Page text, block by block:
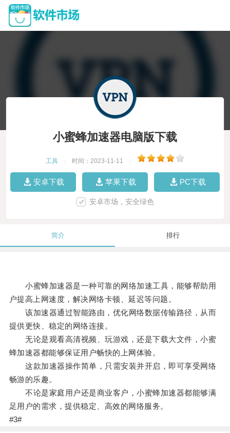
小蜜蜂加速器电脑版下载
工具 时间：2023-11-11
安卓下载 苹果下载 PC下载
安卓市场，安全绿色
简介 排行
小蜜蜂加速器是一种可靠的网络加速工具，能够帮助用
户提高上网速度，解决网络卡顿、延迟等问题。
该加速器通过智能路由，优化网络数据传输路径，从而
提供更快、稳定的网络连接。
无论是观看高清视频、玩游戏，还是下载大文件，小蜜
蜂加速器都能够保证用户畅快的上网体验。
这款加速器操作简单，只需安装并开启，即可享受网络
畅游的乐趣。
不论是家庭用户还是商业客户，小蜜蜂加速器都能够满
足用户的需求，提供稳定、高效的网络服务。
#3#